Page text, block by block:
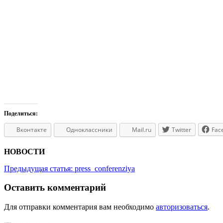
Поделиться:
Вконтакте Одноклассники Mail.ru Twitter
НОВОСТИ
Предыдущая статья: press_conferenziya
Оставить комментарий
Для отправки комментария вам необходимо авторизоваться.